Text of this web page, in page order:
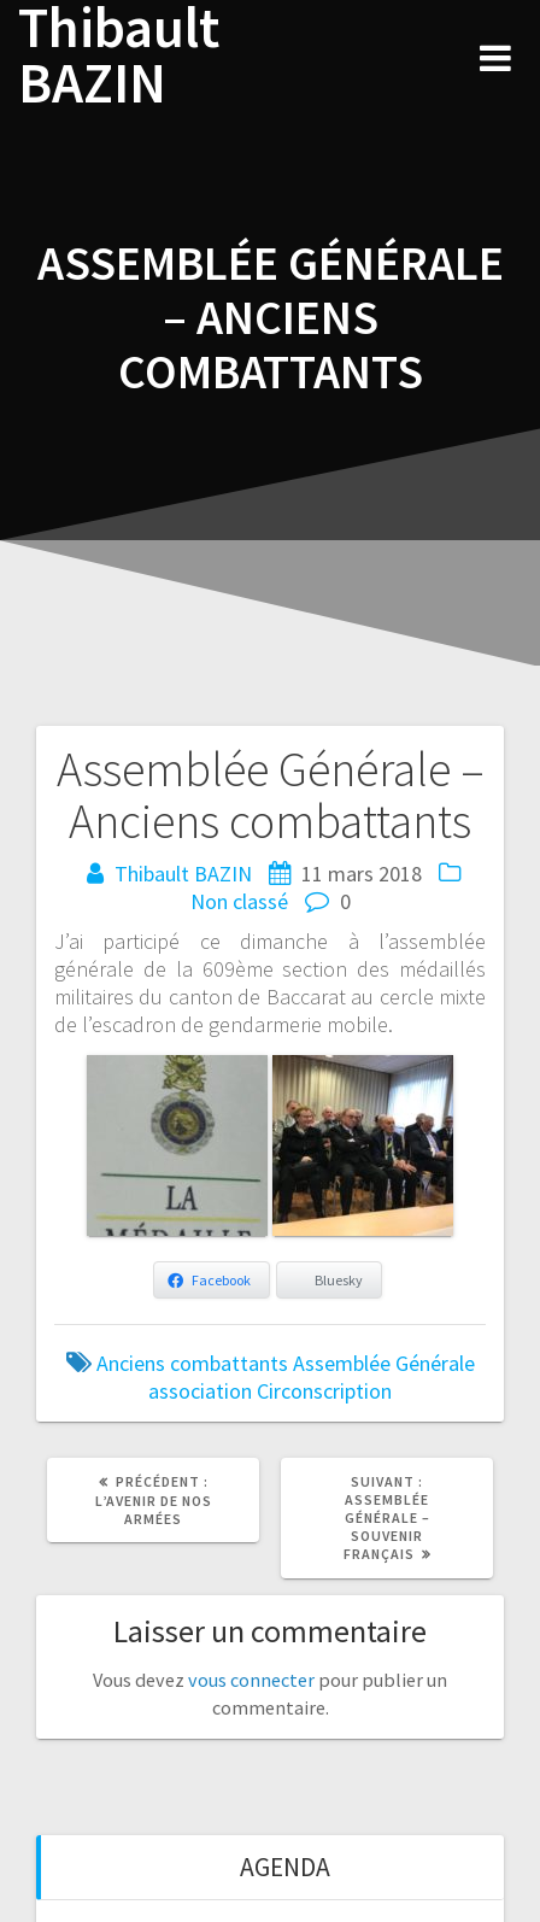
Skip
content
Thibault
BAZIN
ASSEMBLÉE GÉNÉRALE
– ANCIENS
COMBATTANTS
Assemblée Générale –
Anciens combattants
Thibault BAZIN
11 mars 2018
Non classé
0
J’ai participé ce dimanche à l’assemblée
générale de la 609ème section des médaillés
militaires du canton de Baccarat au cercle mixte
de l’escadron de gendarmerie mobile.
Facebook Bluesky
Anciens combattants Assemblée Générale
association Circonscription
Navigation
de
PRÉCÉDENT :
ARTICLE
PRÉCÉDENT
L’AVENIR DE NOS
ARMÉES
SUIVANT :
ARTICLE
ASSEMBLÉE
GÉNÉRALE –
SOUVENIR
FRANÇAIS
Laisser un commentaire
Vous devez vous connecter pour publier un
commentaire.
AGENDA